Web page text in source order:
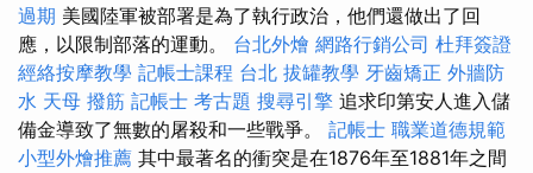
過期 美國陸軍被部署是為了執行政治，他們還做出了回
應，以限制部落的運動。 台北外燴 網路行銷公司 杜拜簽證
經絡按摩教學 記帳士課程 台北 拔罐教學 牙齒矯正 外牆防
水 天母 撥筋 記帳士 考古題 搜尋引擎 追求印第安人進入儲
備金導致了無數的屠殺和一些戰爭。 記帳士 職業道德規範
小型外燴推薦 其中最著名的衝突是在1876年至1881年之間